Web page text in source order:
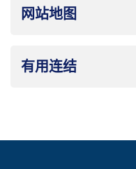
网站地图
有用连结